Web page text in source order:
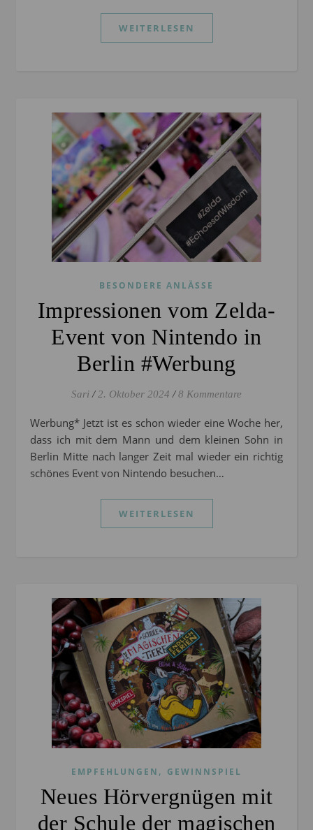
WEITERLESEN
BESONDERE ANLÄSSE
Impressionen vom Zelda-
Event von Nintendo in
Berlin #Werbung
Sari / 2. Oktober 2024 / 8 Kommentare
Werbung* Jetzt ist es schon wieder eine Woche her,
dass ich mit dem Mann und dem kleinen Sohn in
Berlin Mitte nach langer Zeit mal wieder ein richtig
schönes Event von Nintendo besuchen…
WEITERLESEN
EMPFEHLUNGEN , GEWINNSPIEL
Neues Hörvergnügen mit
der Schule der magischen